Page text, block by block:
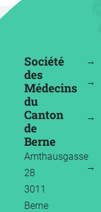
Société
des
Médecins
du
Canton
de
Berne
Amthausgasse
28
3011
Berne